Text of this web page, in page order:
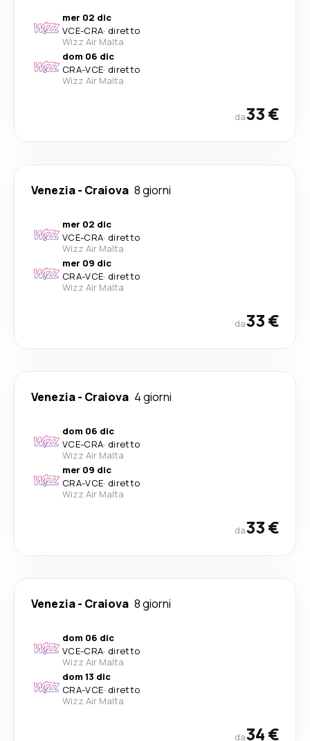
mer 02 dic
VCE-CRA· diretto
Wizz Air Malta
dom 06 dic
CRA-VCE· diretto
Wizz Air Malta
da33 €
Venezia- Craiova 8 giorni
mer 02 dic
VCE-CRA· diretto
Wizz Air Malta
mer 09 dic
CRA-VCE· diretto
Wizz Air Malta
da33 €
Venezia- Craiova 4 giorni
dom 06 dic
VCE-CRA· diretto
Wizz Air Malta
mer 09 dic
CRA-VCE· diretto
Wizz Air Malta
da33 €
Venezia- Craiova 8 giorni
dom 06 dic
VCE-CRA· diretto
Wizz Air Malta
dom 13 dic
CRA-VCE· diretto
Wizz Air Malta
da34 €